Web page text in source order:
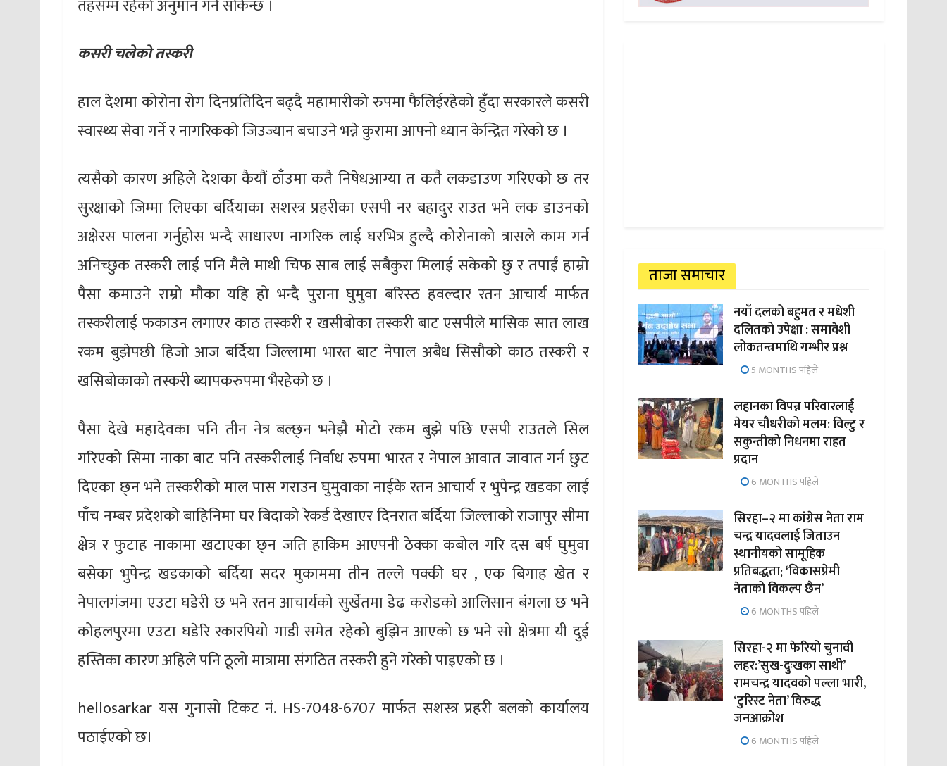
तहसम्म रहेको अनुमान गर्न सकिन्छ ।
कसरी चलेको तस्करी
हाल देशमा कोरोना रोग दिनप्रतिदिन बढ्दै महामारीको रुपमा फैलिईरहेको हुँदा सरकारले कसरी
स्वास्थ्य सेवा गर्ने र नागरिकको जिउज्यान बचाउने भन्ने कुरामा आफ्नो ध्यान केन्द्रित गरेको छ ।
त्यसैको कारण अहिले देशका कैयौं ठाँउमा कतै निषेधआग्या त कतै लकडाउण गरिएको छ तर
सुरक्षाको जिम्मा लिएका बर्दियाका सशस्त्र प्रहरीका एसपी नर बहादुर राउत भने लक डाउनको
अक्षेरस पालना गर्नुहोस भन्दै साधारण नागरिक लाई घरभित्र हुल्दै कोरोनाको त्रासले काम गर्न
अनिच्छुक तस्करी लाई पनि मैले माथी चिफ साब लाई सबैकुरा मिलाई सकेको छु र तपाईं हाम्रो
पैसा कमाउने राम्रो मौका यहि हो भन्दै पुराना घुमुवा बरिस्ठ हवल्दार रतन आचार्य मार्फत
तस्करीलाई फकाउन लगाएर काठ तस्करी र खसीबोका तस्करी बाट एसपीले मासिक सात लाख
रकम बुझेपछी हिजो आज बर्दिया जिल्लामा भारत बाट नेपाल अबैध सिसौको काठ तस्करी र
खसिबोकाको तस्करी ब्यापकरुपमा भैरहेको छ ।
पैसा देखे महादेवका पनि तीन नेत्र बल्छ्न भनेझै मोटो रकम बुझे पछि एसपी राउतले सिल
गरिएको सिमा नाका बाट पनि तस्करीलाई निर्वाध रुपमा भारत र नेपाल आवात जावात गर्न छुट
दिएका छ्न भने तस्करीको माल पास गराउन घुमुवाका नाईके रतन आचार्य र भुपेन्द्र खडका लाई
पाँच नम्बर प्रदेशको बाहिनिमा घर बिदाको रेकर्ड देखाएर दिनरात बर्दिया जिल्लाको राजापुर सीमा
क्षेत्र र फुटाह नाकामा खटाएका छ्न जति हाकिम आएपनी ठेक्का कबोल गरि दस बर्ष घुमुवा
बसेका भुपेन्द्र खडकाको बर्दिया सदर मुकाममा तीन तल्ले पक्की घर , एक बिगाह खेत र
नेपालगंजमा एउटा घडेरी छ भने रतन आचार्यको सुर्खेतमा डेढ करोडको आलिसान बंगला छ भने
कोहलपुरमा एउटा घडेरि स्कारपियो गाडी समेत रहेको बुझिन आएको छ भने सो क्षेत्रमा यी दुई
हस्तिका कारण अहिले पनि ठूलो मात्रामा संगठित तस्करी हुने गरेको पाइएको छ ।
hellosarkar यस गुनासो टिकट नं. HS-7048-6707 मार्फत सशस्त्र प्रहरी बलको कार्यालय
पठाईएको छ।
ताजा समाचार
नयाँ दलको बहुमत र मधेशी
दलितको उपेक्षा : समावेशी
लोकतन्त्रमाथि गम्भीर प्रश्न
5 MONTHS पहिले
लहानका विपन्न परिवारलाई
मेयर चौधरीको मलम: विल्टु र
सकुन्तीको निधनमा राहत
प्रदान
6 MONTHS पहिले
सिरहा–२ मा कांग्रेस नेता राम
चन्द्र यादवलाई जिताउन
स्थानीयको सामूहिक
प्रतिबद्धता; ‘विकासप्रेमी
नेताको विकल्प छैन’
6 MONTHS पहिले
सिरहा-२ मा फेरियो चुनावी
लहर:’सुख-दुःखका साथी’
रामचन्द्र यादवको पल्ला भारी,
‘टुरिस्ट नेता’ विरुद्ध
जनआक्रोश
6 MONTHS पहिले